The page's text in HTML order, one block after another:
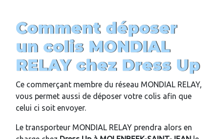
Comment déposer
un colis MONDIAL
RELAY chez Dress Up
Ce commerçant membre du réseau MONDIAL RELAY,
vous permet aussi de déposer votre colis afin que
celui ci soit envoyer.
Le transporteur MONDIAL RELAY prendra alors en